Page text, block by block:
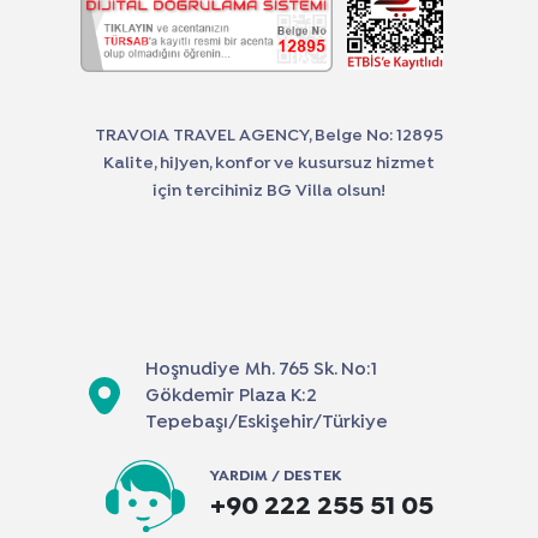
TRAVOIA TRAVEL AGENCY, Belge No: 12895
Kalite, hijyen, konfor ve kusursuz hizmet
için tercihiniz BG Villa olsun!
Hoşnudiye Mh. 765 Sk. No:1
Gökdemir Plaza K:2
Tepebaşı/Eskişehir/Türkiye
YARDIM / DESTEK
+90 222 255 51 05